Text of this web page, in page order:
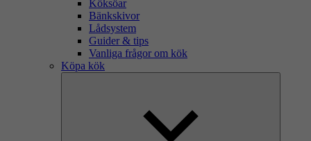
Köksöar
Bänkskivor
Lådsystem
Guider & tips
Vanliga frågor om kök
Köpa kök